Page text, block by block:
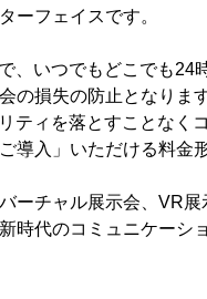
ーフェイスです。
、いつでもどこでも24
の損失の防止となります
ティを落とすことなく
導入」いただける料金
ーチャル展示会、VR
時代のコミュニケーシ